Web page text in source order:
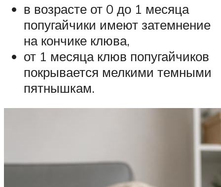
в возрасте от 0 до 1 месяца
попугайчики имеют затемнение
на кончике клюва,
от 1 месяца клюв попугайчиков
покрывается мелкими темными
пятнышкам.